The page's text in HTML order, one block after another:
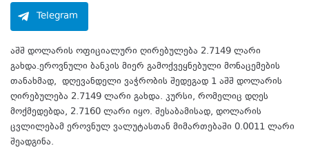
Telegram
აშშ დოლარის ოფიციალური ღირებულება 2.7149 ლარი
გახდა.ეროვნული ბანკის მიერ გამოქვეყნებული მონაცემების
თანახმად, დღევანდელი ვაჭრობის შედეგად 1 აშშ დოლარის
ღირებულება 2.7149 ლარი გახდა. კურსი, რომელიც დღეს
მოქმედებდა, 2.7160 ლარი იყო. შესაბამისად, დოლარის
ცვლილებამ ეროვნულ ვალუტასთან მიმართებაში 0.0011 ლარი
შეადგინა.